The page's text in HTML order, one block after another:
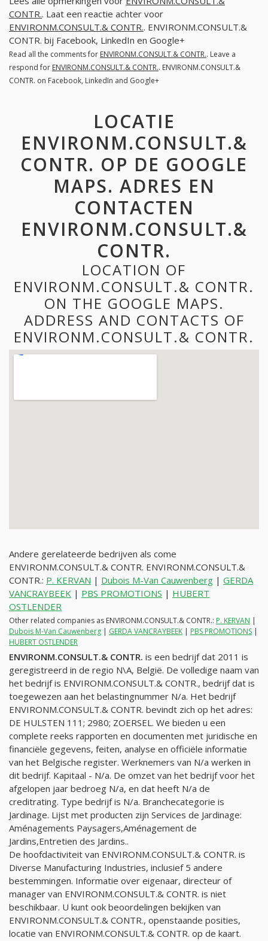
CONTR.. Laat een reactie achter voor
ENVIRONM.CONSULT.& CONTR.. ENVIRONM.CONSULT.&
CONTR. bij Facebook, LinkedIn en Google+
Read all the comments for ENVIRONM.CONSULT.& CONTR.. Leave a
respond for ENVIRONM.CONSULT.& CONTR.. ENVIRONM.CONSULT.&
CONTR. on Facebook, LinkedIn and Google+
LOCATIE
ENVIRONM.CONSULT.&
CONTR. OP DE GOOGLE
MAPS. ADRES EN
CONTACTEN
ENVIRONM.CONSULT.&
CONTR.
LOCATION OF
ENVIRONM.CONSULT.& CONTR.
ON THE GOOGLE MAPS.
ADDRESS AND CONTACTS OF
ENVIRONM.CONSULT.& CONTR.
Andere gerelateerde bedrijven als come
ENVIRONM.CONSULT.& CONTR. ENVIRONM.CONSULT.&
CONTR.: P. KERVAN | Dubois M-Van Cauwenberg | GERDA
VANCRAYBEEK | PBS PROMOTIONS | HUBERT
OSTLENDER
Other related companies as ENVIRONM.CONSULT.& CONTR.: P. KERVAN |
Dubois M-Van Cauwenberg | GERDA VANCRAYBEEK | PBS PROMOTIONS |
HUBERT OSTLENDER
ENVIRONM.CONSULT.& CONTR. is een bedrijf dat 2011 is
geregistreerd in de regio N\A, België. De volledige naam van
het bedrijf is ENVIRONM.CONSULT.& CONTR., bedrijf dat is
toegewezen aan het belastingnummer N/a. Het bedrijf
ENVIRONM.CONSULT.& CONTR. bevindt zich op het adres:
DE HULSTEN 111; 2980; ZOERSEL. We bieden u een
complete reeks rapporten en documenten met juridische en
financiële gegevens, feiten, analyse en officiële informatie
van het Belgische register. Werknemers van N/a werken in
dit bedrijf. Kapitaal - N/a. De omzet van het bedrijf voor het
afgelopen jaar bedroeg N/a, en dat heeft N/a de
creditrating. Type bedrijf is N/a. Branchecategorie is
Jardinage. Lijst met producten zijn Services de Jardinage:
Aménagements Paysagers,Aménagement de
Jardins,Entretien des Jardins..
De hoofdactiviteit van ENVIRONM.CONSULT.& CONTR. is
Diverse Manufacturing Industries, inclusief 5 andere
bestemmingen. Informatie over eigenaar, directeur of
manager van ENVIRONM.CONSULT.& CONTR. is niet
beschikbaar. U kunt ook beoordelingen bekijken van
ENVIRONM.CONSULT.& CONTR., openstaande posities,
locatie van ENVIRONM.CONSULT.& CONTR. op de kaart.